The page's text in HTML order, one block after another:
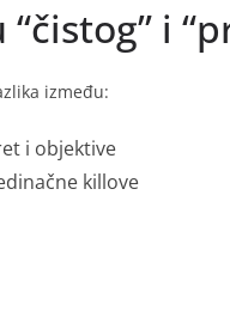
i
između:
i objektive
killove